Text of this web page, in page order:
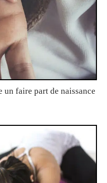
faire part de naissance